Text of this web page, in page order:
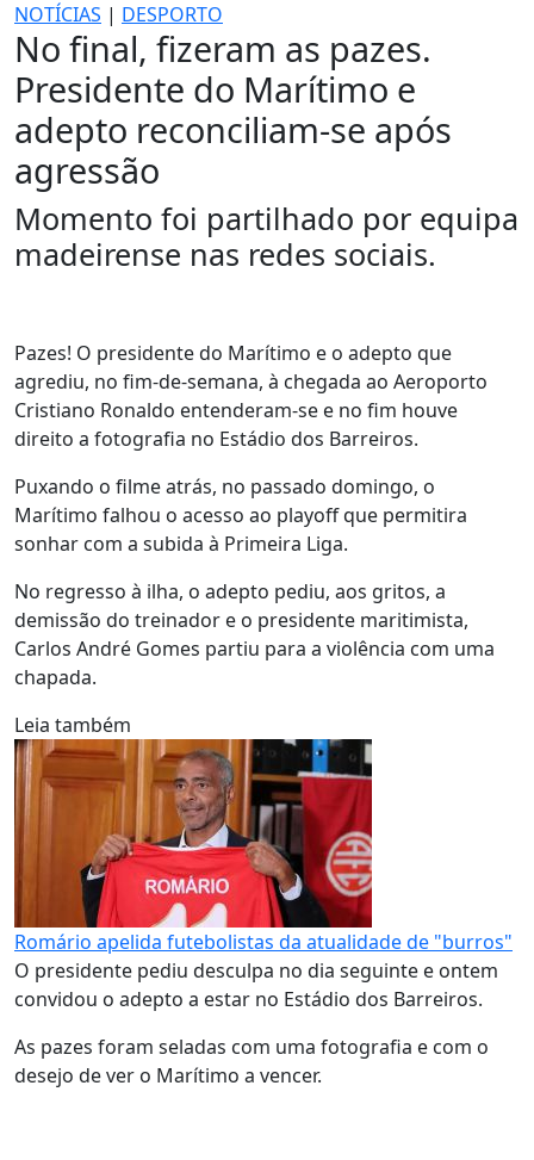
NOTÍCIAS | DESPORTO
No final, fizeram as pazes.
Presidente do Marítimo e
adepto reconciliam-se após
agressão
Momento foi partilhado por equipa
madeirense nas redes sociais.
Pazes! O presidente do Marítimo e o adepto que
agrediu, no fim-de-semana, à chegada ao Aeroporto
Cristiano Ronaldo entenderam-se e no fim houve
direito a fotografia no Estádio dos Barreiros.
Puxando o filme atrás, no passado domingo, o
Marítimo falhou o acesso ao playoff que permitira
sonhar com a subida à Primeira Liga.
No regresso à ilha, o adepto pediu, aos gritos, a
demissão do treinador e o presidente maritimista,
Carlos André Gomes partiu para a violência com uma
chapada.
Leia também
Romário apelida futebolistas da atualidade de "burros"
O presidente pediu desculpa no dia seguinte e ontem
convidou o adepto a estar no Estádio dos Barreiros.
As pazes foram seladas com uma fotografia e com o
desejo de ver o Marítimo a vencer.